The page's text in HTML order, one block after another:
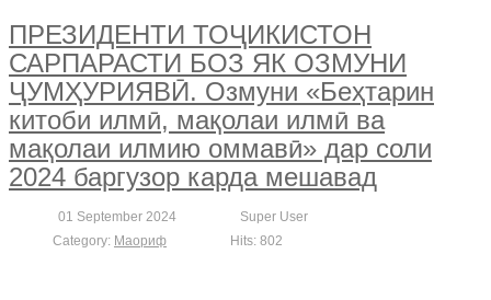
ПРЕЗИДЕНТИ ТОҶИКИСТОН
САРПАРАСТИ БОЗ ЯК ОЗМУНИ
ҶУМҲУРИЯВӢ. Озмуни «Беҳтарин
китоби илмӣ, мақолаи илмӣ ва
мақолаи илмию оммавӣ» дар соли
2024 баргузор карда мешавад
01 September 2024
Super User
Category: Маориф Hits: 802